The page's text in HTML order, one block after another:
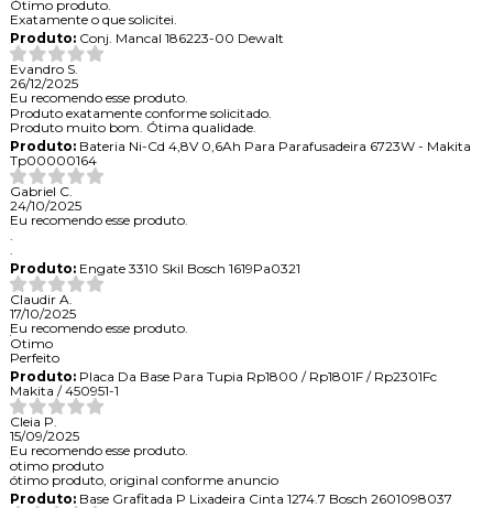
Ótimo produto.
Exatamente o que solicitei.
Produto:Conj. Mancal 186223-00 Dewalt
Evandro S.
26/12/2025
Eu recomendo esse produto.
Produto exatamente conforme solicitado.
Produto muito bom. Ótima qualidade.
Produto:Bateria Ni-Cd 4,8V 0,6Ah Para Parafusadeira 6723W - Makita
Tp00000164
Gabriel C.
24/10/2025
Eu recomendo esse produto.
Produto:Engate 3310 Skil Bosch 1619Pa0321
Claudir A.
17/10/2025
Eu recomendo esse produto.
Otimo
Perfeito
Produto:Placa Da Base Para Tupia Rp1800 / Rp1801F / Rp2301Fc
Makita / 450951-1
Cleia P.
15/09/2025
Eu recomendo esse produto.
otimo produto
ótimo produto, original conforme anuncio
Produto:Base Grafitada P Lixadeira Cinta 1274.7 Bosch 2601098037